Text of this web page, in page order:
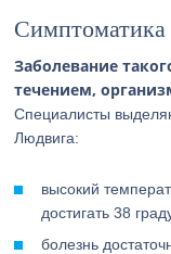
Симптоматика
Заболевание
течением,
Специалисты
Людвига:
высокий
достигать 38
болезнь